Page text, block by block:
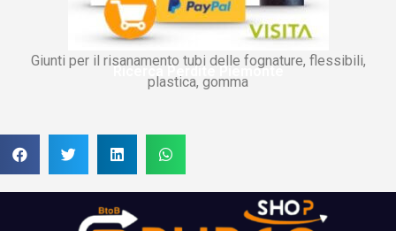
Giunti per il risanamento tubi delle fognature, flessibili,
plastica, gomma
Ricerca Perdite Piemonte